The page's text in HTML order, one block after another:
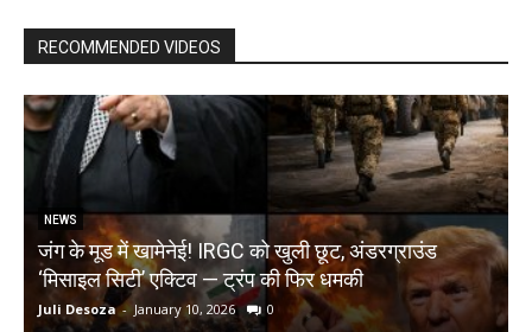
RECOMMENDED VIDEOS
NEWS
जंग के मूड में खामेनेई! IRGC को खुली छूट, अंडरग्राउंड
‘मिसाइल सिटी’ एक्टिव — ट्रंप की फिर धमकी
Juli Desoza - January 10, 2026 0